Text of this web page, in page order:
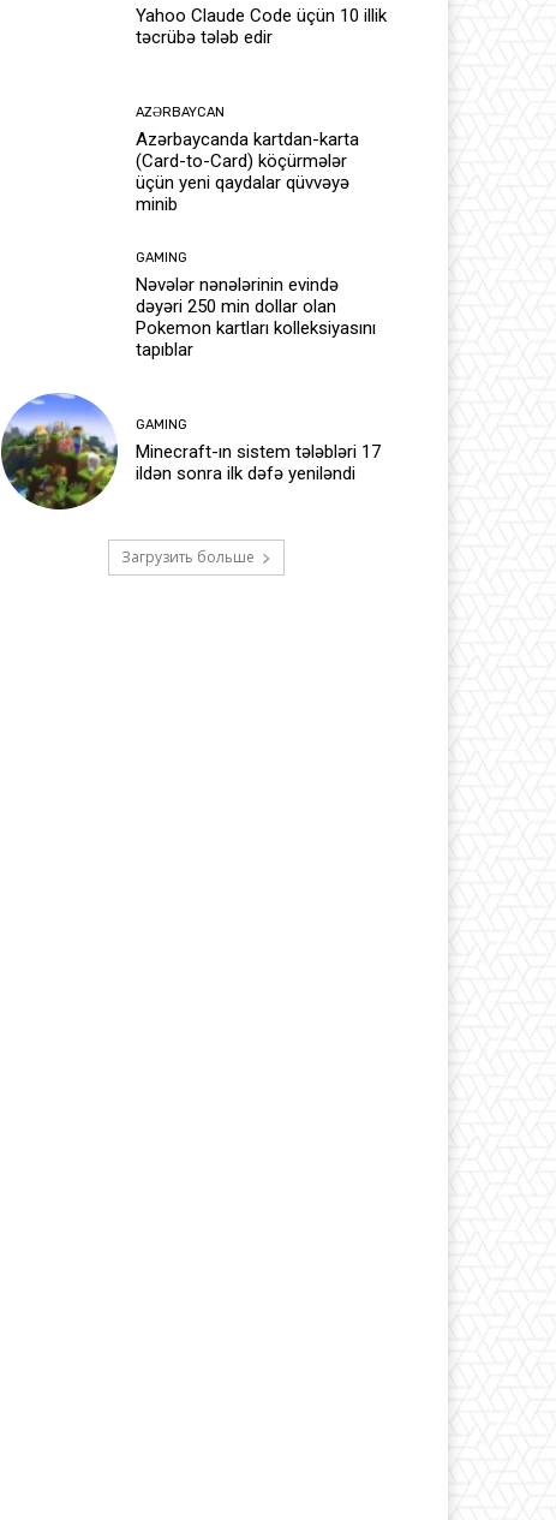
Yahoo Claude Code üçün 10 illik
təcrübə tələb edir
AZƏRBAYCAN
Azərbaycanda kartdan-karta
(Card-to-Card) köçürmələr
üçün yeni qaydalar qüvvəyə
minib
GAMING
Nəvələr nənələrinin evində
dəyəri 250 min dollar olan
Pokemon kartları kolleksiyasını
tapıblar
GAMING
Minecraft-ın sistem tələbləri 17
ildən sonra ilk dəfə yeniləndi
Загрузить больше